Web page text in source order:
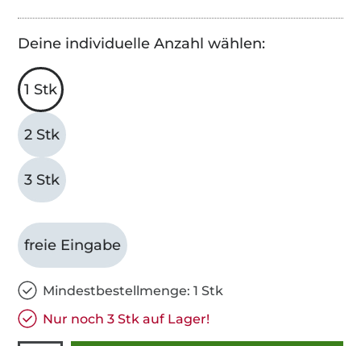
Deine individuelle Anzahl wählen:
1 Stk
2 Stk
3 Stk
freie Eingabe
Mindestbestellmenge: 1 Stk
Nur noch 3 Stk auf Lager!